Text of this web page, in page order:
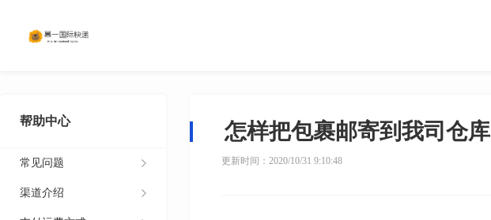
帮助中心
常见问题
渠道介绍
怎样把包裹邮寄到我司仓库
更新时间：2020/10/31 9:10:48